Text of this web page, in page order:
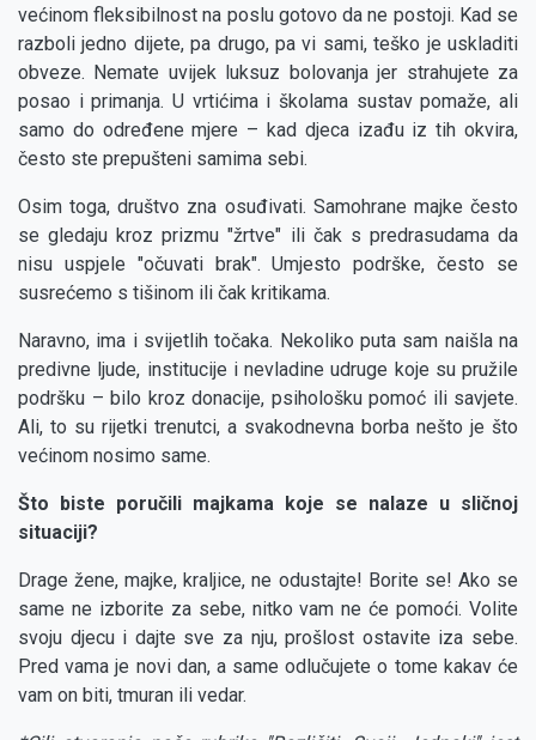
većinom fleksibilnost na poslu gotovo da ne postoji. Kad se
razboli jedno dijete, pa drugo, pa vi sami, teško je uskladiti
obveze. Nemate uvijek luksuz bolovanja jer strahujete za
posao i primanja. U vrtićima i školama sustav pomaže, ali
samo do određene mjere – kad djeca izađu iz tih okvira,
često ste prepušteni samima sebi.
Osim toga, društvo zna osuđivati. Samohrane majke često
se gledaju kroz prizmu "žrtve" ili čak s predrasudama da
nisu uspjele "očuvati brak". Umjesto podrške, često se
susrećemo s tišinom ili čak kritikama.
Naravno, ima i svijetlih točaka. Nekoliko puta sam naišla na
predivne ljude, institucije i nevladine udruge koje su pružile
podršku – bilo kroz donacije, psihološku pomoć ili savjete.
Ali, to su rijetki trenutci, a svakodnevna borba nešto je što
većinom nosimo same.
Što biste poručili majkama koje se nalaze u sličnoj
situaciji?
Drage žene, majke, kraljice, ne odustajte! Borite se! Ako se
same ne izborite za sebe, nitko vam ne će pomoći. Volite
svoju djecu i dajte sve za nju, prošlost ostavite iza sebe.
Pred vama je novi dan, a same odlučujete o tome kakav će
vam on biti, tmuran ili vedar.